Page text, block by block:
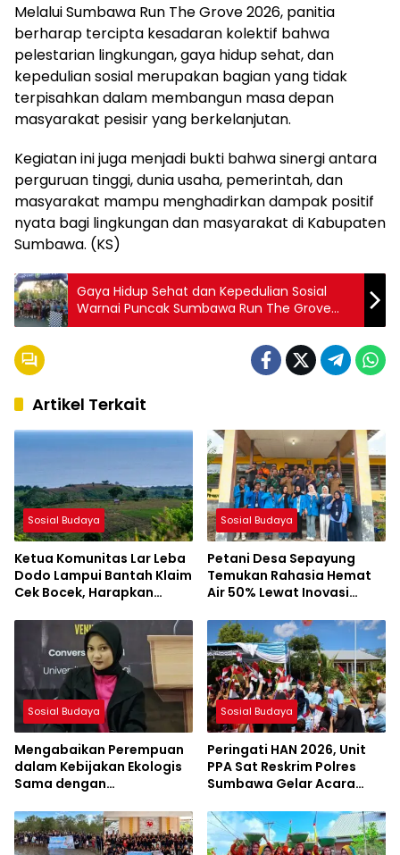
Melalui Sumbawa Run The Grove 2026, panitia
berharap tercipta kesadaran kolektif bahwa
pelestarian lingkungan, gaya hidup sehat, dan
kepedulian sosial merupakan bagian yang tidak
terpisahkan dalam membangun masa depan
masyarakat pesisir yang berkelanjutan.
Kegiatan ini juga menjadi bukti bahwa sinergi antara
perguruan tinggi, dunia usaha, pemerintah, dan
masyarakat mampu menghadirkan dampak positif
nyata bagi lingkungan dan masyarakat di Kabupaten
Sumbawa. (KS)
Gaya Hidup Sehat dan Kepedulian Sosial
Warnai Puncak Sumbawa Run The Grove
2026
Artikel Terkait
Sosial Budaya
Ketua Komunitas Lar Leba
Dodo Lampui Bantah Klaim
Cek Bocek, Harapkan
Makam Leluhur
Sosial Budaya
Petani Desa Sepayung
Temukan Rahasia Hemat
Air 50% Lewat Inovasi
Sosial Budaya
Mengabaikan Perempuan
dalam Kebijakan Ekologis
Sama dengan
Lingkungan
Sosial Budaya
Peringati HAN 2026, Unit
PPA Sat Reskrim Polres
Sumbawa Gelar Acara
Jorok